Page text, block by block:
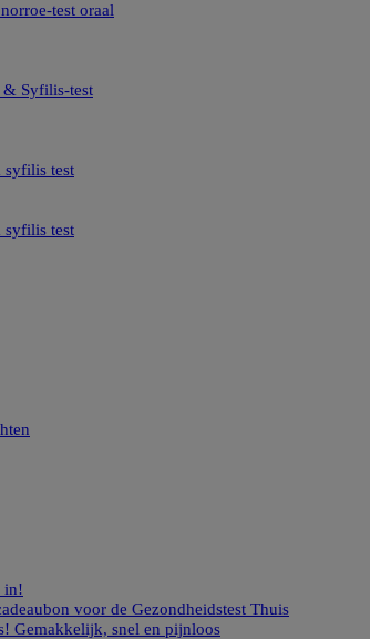
test oraal
Syfilis-test
syfilis test
syfilis test
in!
voor de Gezondheidstest Thuis
Gemakkelijk, snel en pijnloos